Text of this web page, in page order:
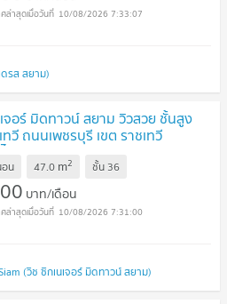
10/08/2026 7:33:07
รส สยาม)
จอร์ มิดทาวน์ สยาม วิวสวย ชั้นสูง
วี ถนนเพชรบุรี เขต ราชเทวี
น์ @connexproperty ตอบทันที
UPDATE !
น 47.0 m2 ชั้น 36
บาท/เดือน
10/08/2026 7:31:00
(วิช ซิกเนเจอร์ มิดทาวน์ สยาม)